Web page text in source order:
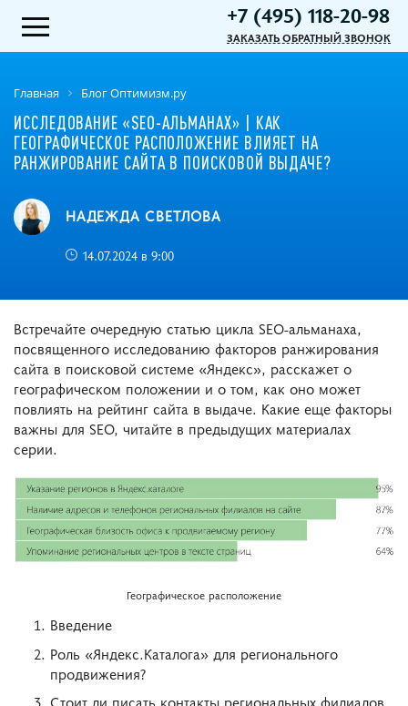
+7 (495) 118-20-98
ЗАКАЗАТЬ ОБРАТНЫЙ ЗВОНОК
Главная Блог Оптимизм.ру
ИССЛЕДОВАНИЕ «SEO-АЛЬМАНАХ» | КАК
ГЕОГРАФИЧЕСКОЕ РАСПОЛОЖЕНИЕ ВЛИЯЕТ НА
РАНЖИРОВАНИЕ САЙТА В ПОИСКОВОЙ ВЫДАЧЕ?
НАДЕЖДА СВЕТЛОВА
14.07.2024 в 9:00
Встречайте очередную статью цикла SEO-альманаха,
посвященного исследованию факторов ранжирования
сайта в поисковой системе «Яндекс», расскажет о
географическом положении и о том, как оно может
повлиять на рейтинг сайта в выдаче. Какие еще факторы
важны для SEO, читайте в предыдущих материалах
серии.
Географическое расположение
Введение
Роль «Яндекс.Каталога» для регионального
продвижения?
Стоит ли писать контакты региональных филиалов